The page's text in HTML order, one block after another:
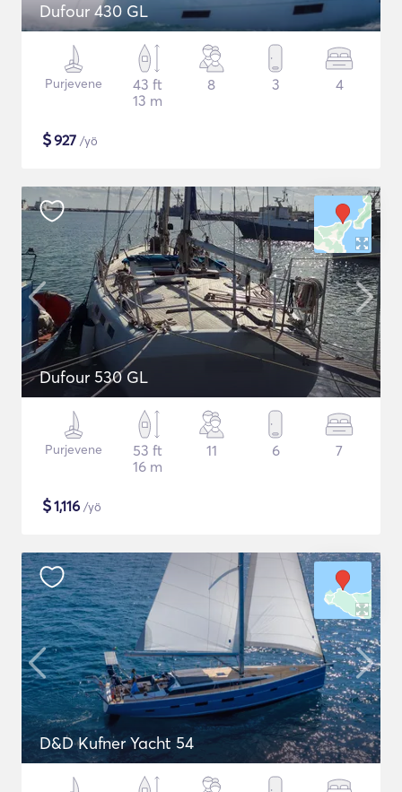
Dufour 430 GL
Purjevene
43 ft
13 m
8 3 4
$927 /yö
Dufour 530 GL
Purjevene
53 ft
16 m
11 6 7
$1,116 /yö
D&D Kufner Yacht 54